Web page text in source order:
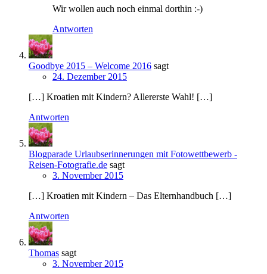
Wir wollen auch noch einmal dorthin :-)
Antworten
Goodbye 2015 – Welcome 2016 sagt
24. Dezember 2015
[…] Kroatien mit Kindern? Allererste Wahl! […]
Antworten
Blogparade Urlaubserinnerungen mit Fotowettbewerb -
Reisen-Fotografie.de sagt
3. November 2015
[…] Kroatien mit Kindern – Das Elternhandbuch […]
Antworten
Thomas sagt
3. November 2015